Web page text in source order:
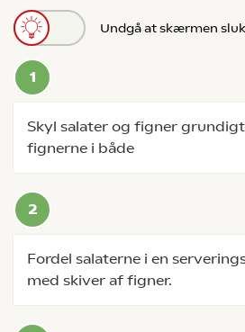
Undgå at skærmen
Skyl salater og figner
fignerne i både
Fordel salaterne i en
med skiver af figner.